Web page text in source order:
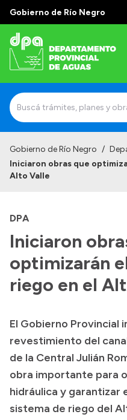
Gobierno de Río Negro
Institucional
Estructura
Autoridades
Normativa
Delegaciones
Generación y Riego SAU
Transparencia
Presupuesto
Boletín Oficial
Compras y licitaciones
Gobierno de Río Negro /
Iniciaron obras que
Alto Valle
DPA
Iniciaron
optimizarán
riego en el
El Gobierno Provincial
revestimiento del
de la Central Julián
obra importante para
hidráulica y garantizar
sistema de riego del